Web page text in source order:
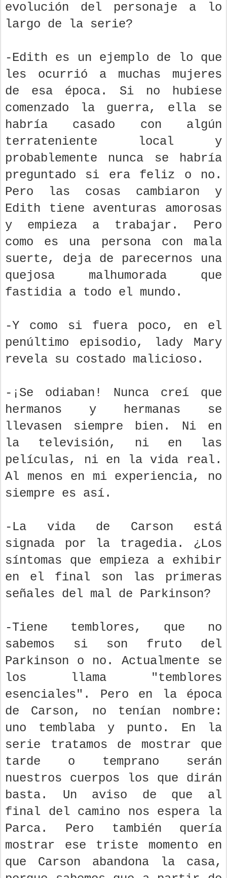
evolución del personaje a lo
largo de la serie?
-Edith es un ejemplo de lo que
les ocurrió a muchas mujeres
de esa época. Si no hubiese
comenzado la guerra, ella se
habría casado con algún
terrateniente local y
probablemente nunca se habría
preguntado si era feliz o no.
Pero las cosas cambiaron y
Edith tiene aventuras amorosas
y empieza a trabajar. Pero
como es una persona con mala
suerte, deja de parecernos una
quejosa malhumorada que
fastidia a todo el mundo.
-Y como si fuera poco, en el
penúltimo episodio, lady Mary
revela su costado malicioso.
-¡Se odiaban! Nunca creí que
hermanos y hermanas se
llevasen siempre bien. Ni en
la televisión, ni en las
películas, ni en la vida real.
Al menos en mi experiencia, no
siempre es así.
-La vida de Carson está
signada por la tragedia. ¿Los
síntomas que empieza a exhibir
en el final son las primeras
señales del mal de Parkinson?
-Tiene temblores, que no
sabemos si son fruto del
Parkinson o no. Actualmente se
los llama "temblores
esenciales". Pero en la época
de Carson, no tenían nombre:
uno temblaba y punto. En la
serie tratamos de mostrar que
tarde o temprano serán
nuestros cuerpos los que dirán
basta. Un aviso de que al
final del camino nos espera la
Parca. Pero también quería
mostrar ese triste momento en
que Carson abandona la casa,